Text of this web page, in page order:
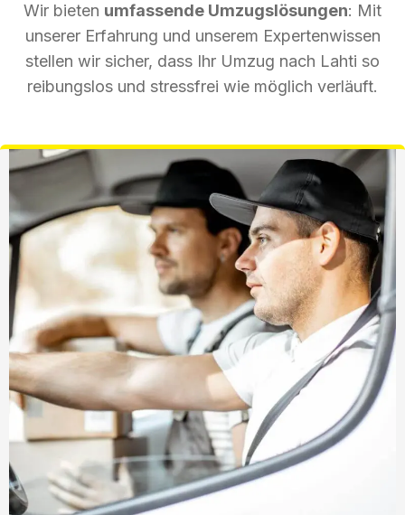
Wir bieten umfassende Umzugslösungen: Mit
unserer Erfahrung und unserem Expertenwissen
stellen wir sicher, dass Ihr Umzug nach Lahti so
reibungslos und stressfrei wie möglich verläuft.